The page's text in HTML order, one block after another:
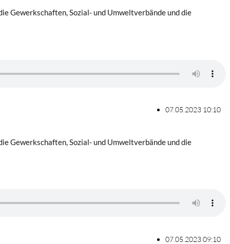
Gewerkschaften, Sozial- und Umweltverbände und die
07.05.2023 10:10
Gewerkschaften, Sozial- und Umweltverbände und die
07.05.2023 09:10